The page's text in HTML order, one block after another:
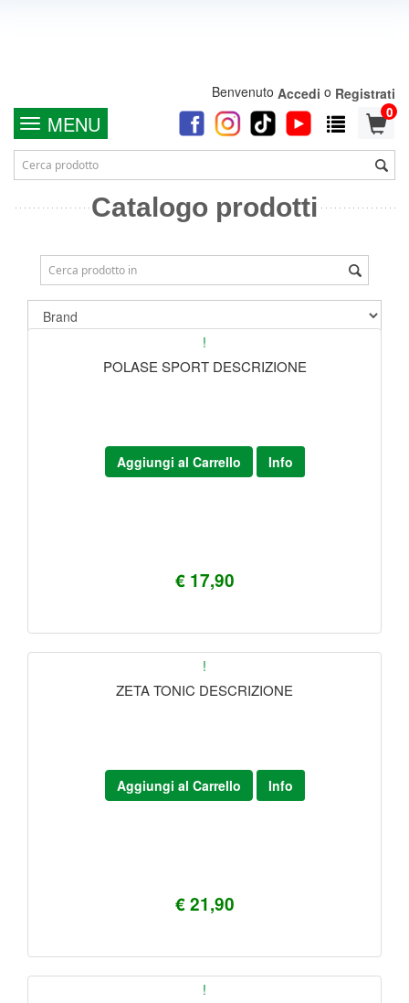
Benvenuto Accedi o Registrati
0
MENU
Catalogo prodotti
!
POLASE SPORT DESCRIZIONE
€ 17,90
Aggiungi al Carrello Info
!
ZETA TONIC DESCRIZIONE
€ 21,90
Aggiungi al Carrello Info
!